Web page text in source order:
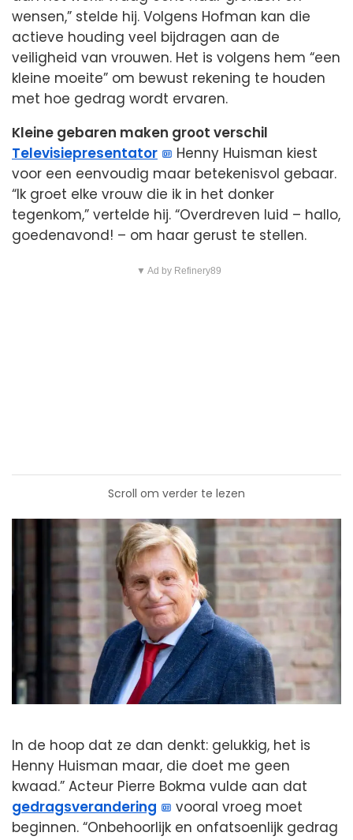
wensen,” stelde hij. Volgens Hofman kan die
actieve houding veel bijdragen aan de
veiligheid van vrouwen. Het is volgens hem “een
kleine moeite” om bewust rekening te houden
met hoe gedrag wordt ervaren.
Kleine gebaren maken groot verschil
Televisiepresentator
Henny Huisman kiest
voor een eenvoudig maar betekenisvol gebaar.
“Ik groet elke vrouw die ik in het donker
tegenkom,” vertelde hij. “Overdreven luid – hallo,
goedenavond! – om haar gerust te stellen.
▼ Ad by Refinery89
Scroll om verder te lezen
In de hoop dat ze dan denkt: gelukkig, het is
Henny Huisman maar, die doet me geen
kwaad.” Acteur Pierre Bokma vulde aan dat
gedragsverandering
vooral vroeg moet
beginnen. “Onbehoorlijk en onfatsoenlijk gedrag